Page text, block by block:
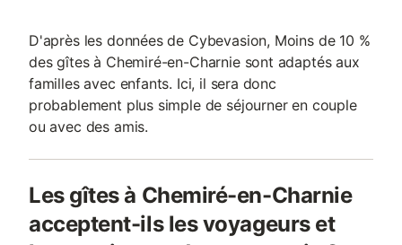
D'après les données de Cybevasion, Moins de 10 %
des gîtes à Chemiré-en-Charnie sont adaptés aux
familles avec enfants. Ici, il sera donc
probablement plus simple de séjourner en couple
ou avec des amis.
Les gîtes à Chemiré-en-Charnie
acceptent-ils les voyageurs et